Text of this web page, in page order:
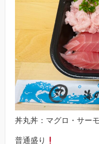
丼丸丼：マグロ・サー
普通盛り